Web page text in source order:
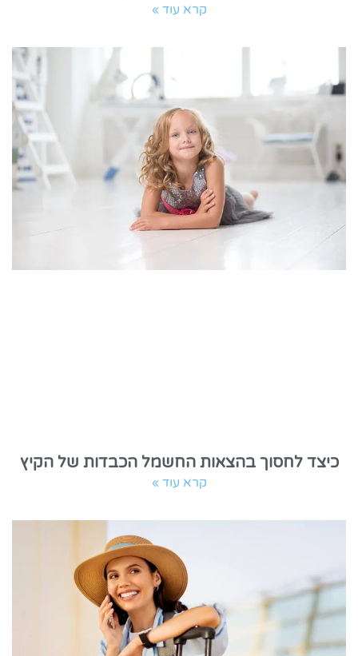
קרא עוד »
כיצד לחסוך בהצאות החשמל הכבדות של הקיץ
קרא עוד »